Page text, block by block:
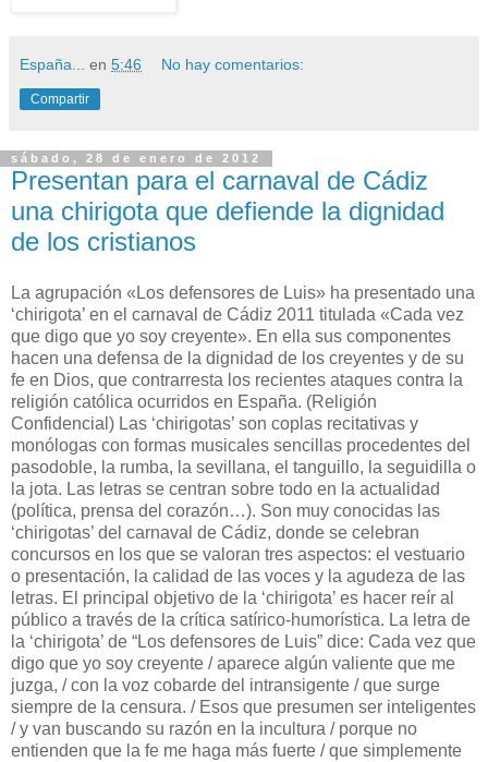
España... en 5:46 No hay comentarios:
Compartir
sábado, 28 de enero de 2012
Presentan para el carnaval de Cádiz
una chirigota que defiende la dignidad
de los cristianos
La agrupación «Los defensores de Luis» ha presentado una
‘chirigota’ en el carnaval de Cádiz 2011 titulada «Cada vez
que digo que yo soy creyente». En ella sus componentes
hacen una defensa de la dignidad de los creyentes y de su
fe en Dios, que contrarresta los recientes ataques contra la
religión católica ocurridos en España. (Religión
Confidencial) Las ‘chirigotas’ son coplas recitativas y
monólogas con formas musicales sencillas procedentes del
pasodoble, la rumba, la sevillana, el tanguillo, la seguidilla o
la jota. Las letras se centran sobre todo en la actualidad
(política, prensa del corazón…). Son muy conocidas las
‘chirigotas’ del carnaval de Cádiz, donde se celebran
concursos en los que se valoran tres aspectos: el vestuario
o presentación, la calidad de las voces y la agudeza de las
letras. El principal objetivo de la ‘chirigota’ es hacer reír al
público a través de la crítica satírico-humorística. La letra de
la ‘chirigota’ de “Los defensores de Luis” dice: Cada vez que
digo que yo soy creyente / aparece algún valiente que me
juzga, / con la voz cobarde del intransigente / que surge
siempre de la censura. / Esos que presumen ser inteligentes
/ y van buscando su razón en la incultura / porque no
entienden que la fe me haga más fuerte / que simplemente